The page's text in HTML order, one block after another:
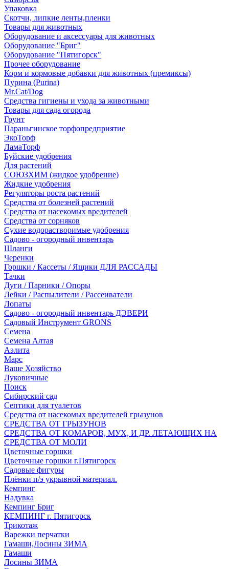
Упаковка
Скотчи, липкие ленты,пленки
Товары для животных
Оборудование и аксессуары для животных
Оборудование "Бриг"
Оборудование "Пятигорск"
Прочее оборудование
Корм и кормовые добавки для животных (премиксы)
Пурина (Purina)
Mr.Cat/Dog
Средства гигиены и ухода за животными
Товары для сада огорода
Грунт
Параньгинское торфопредприятие
ЭкоТорф
ЛамаТорф
Буйские удобрения
Для растений
СОЮЗХИМ (жидкое удобрение)
Жидкие удобрения
Регуляторы роста растений
Средства от болезней растений
Средства от насекомых вредителей
Средства от сорняков
Сухие водорастворимые удобрения
Садово - огородный инвентарь
Шланги
Черенки
Горшки / Кассеты / Ящики ДЛЯ РАССАДЫ
Тачки
Дуги / Парники / Опоры
Лейки / Распылители / Рассеиватели
Лопаты
Садово - огородный инвентарь ДЭВЕРИ
Садовый Инструмент GRONS
Семена
Семена Алтая
Аэлита
Марс
Ваше Хозяйство
Луковичные
Поиск
Сибирский сад
Септики для туалетов
Средства от насекомых вредителей грызунов
СPEДСТВА ОТ ГРЫЗУНОВ
СРЕДСТВА ОТ КОМАРОВ, МУХ, И ДР. ЛЕТАЮЩИХ НА
СРЕДСТВА ОТ МОЛИ
Цветочные горшки
Цветочные горшки г.Пятигорск
Садовые фигуры
Плёнки п/э укрывной материал.
Кемпинг
Надувка
Кемпинг Бриг
КЕМПИНГ г. Пятигорск
Трикотаж
Варежки перчатки
Гамаши,Лосины ЗИМА
Гамаши
Лосины ЗИМА